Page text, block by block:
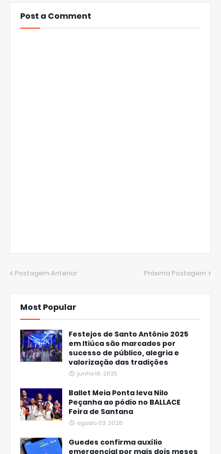
Post a Comment
Postagem Anterior Próxima Postagem
Most Popular
Festejos de Santo Antônio 2025
em Itiúca são marcados por
sucesso de público, alegria e
valorização das tradições
junho 16, 2025
Ballet Meia Ponta leva Nilo
Peçanha ao pódio no BALLACE
Feira de Santana
agosto 03, 2026
Guedes confirma auxílio
emergencial por mais dois meses